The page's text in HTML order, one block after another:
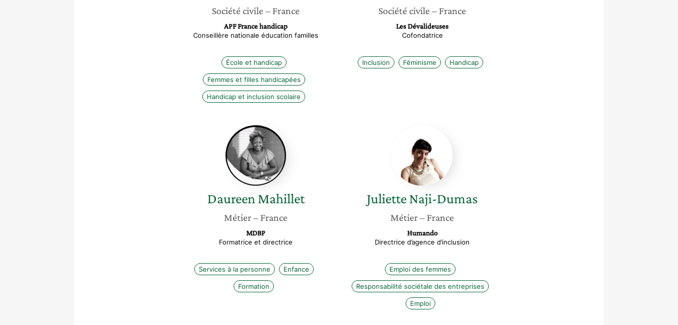
Société civile – France
APF France handicap
Conseillère nationale éducation familles
École et handicap
Femmes et filles handicapées
Handicap et inclusion scolaire
Société civile – France
Les Dévalideuses
Cofondatrice
Inclusion Féminisme Handicap
Daureen
Mahillet
Daureen Mahillet
Métier– France
MDBP
Formatrice et directrice
Services à la personne Enfance
Formation
Naji-
Dumas
JulietteNaji-Dumas
Métier– France
Humando
Directrice d’agence d’inclusion
Emploi des femmes
Responsabilité sociétale des entreprises
Emploi